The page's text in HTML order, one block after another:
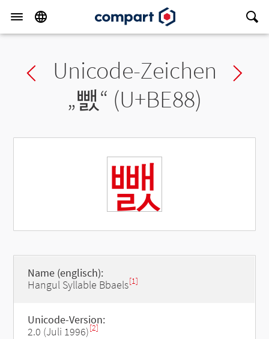
Previous char
Unicode-Zeichen
„뺈“ (U+BE88)
뺈
Name (englisch):
Hangul Syllable Bbaels[1]
Unicode-Version:
2.0 (Juli 1996)[2]